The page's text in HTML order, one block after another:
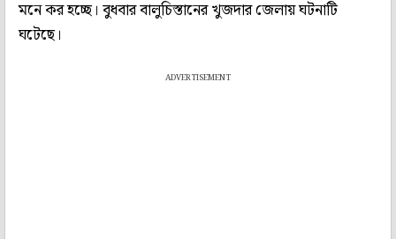
মনে কর হচ্ছে। বুধবার বালুচিস্তানের খুজদার জেলায় ঘটনাটি
ঘটেছে।
ADVERTISEMENT